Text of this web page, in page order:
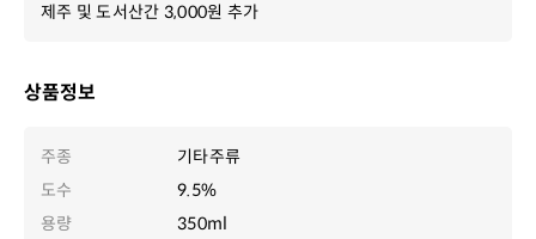
상품정보
주종
기타주류
도수
9.5%
용량
350ml
제주 및 도서산간 3,000원 추가